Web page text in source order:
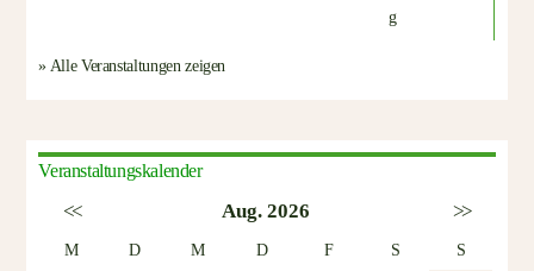
» Alle Veranstaltungen zeigen
Veranstaltungskalender
<< Aug. 2026 >>
M D M D F S
S